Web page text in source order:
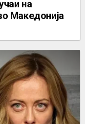
на
Македонија